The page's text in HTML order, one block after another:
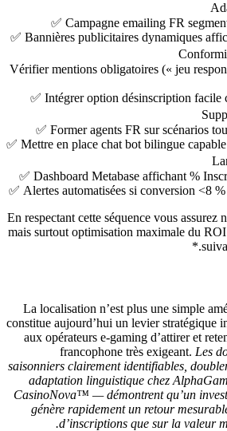
– Vérifier mentions obligatoires (« jeu
%
✅
En respectant cette séquence vous assurez
mais surtout optimisation maximale du ROI
La localisation n’est plus une simple
constitue aujourd’hui un levier stratégique
aux opérateurs e‑gaming d’attirer et
francophone très exigeant. Les
saisonniers clairement identifiables,
adaptation linguistique chez
CasinoNova™ — démontrent qu’un
génère rapidement un retour
d’inscriptions que sur la valeur